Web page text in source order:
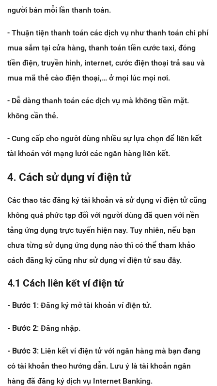
người bán mỗi lần thanh toán.
- Thuận tiện thanh toán các dịch vụ như thanh toán chi phí
mua sắm tại cửa hàng, thanh toán tiền cước taxi, đóng
tiền điện, truyền hình, internet, cước điện thoại trả sau và
mua mã thẻ cào điện thoại,… ở mọi lúc mọi nơi.
- Dễ dàng thanh toán các dịch vụ mà không tiền mặt.
không cần thẻ.
- Cung cấp cho người dùng nhiều sự lựa chọn để liên kết
tài khoản với mạng lưới các ngân hàng liên kết.
4. Cách sử dụng ví điện tử
Các thao tác đăng ký tài khoản và sử dụng ví điện tử cũng
không quá phức tạp đối với người dùng đã quen với nền
tảng ứng dụng trực tuyến hiện nay. Tuy nhiên, nếu bạn
chưa từng sử dụng ứng dụng nào thì có thể tham khảo
cách đăng ký cũng như sử dụng ví điện tử sau đây.
4.1 Cách liên kết ví điện tử
- Bước 1: Đăng ký mở tài khoản ví điện tử.
- Bước 2: Đăng nhập.
- Bước 3: Liên kết ví điện tử với ngân hàng mà bạn đang
có tài khoản theo hướng dẫn. Lưu ý là tài khoản ngân
hàng đã đăng ký dịch vụ Internet Banking.